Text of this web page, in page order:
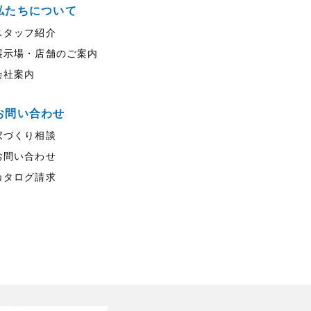
たちについて
タッフ紹介
示場・店舗のご案内
社案内
問い合わせ
づくり相談
問い合わせ
タログ請求